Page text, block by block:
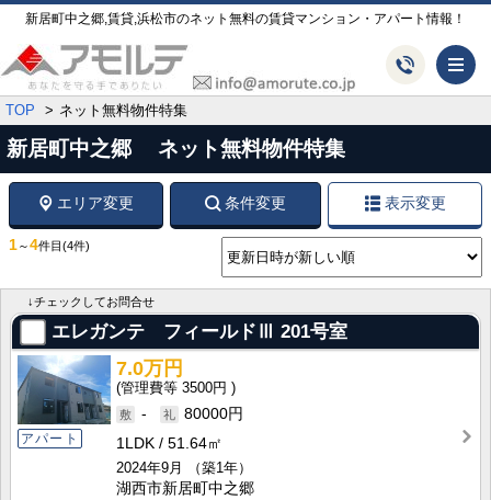
新居町中之郷,賃貸,浜松市のネット無料の賃貸マンション・アパート情報！
TOP ネット無料物件特集
新居町中之郷 ネット無料物件特集
エリア変更 条件変更 表示変更
1～4件目 (4件)
↓チェックしてお問合せ
エレガンテ フィールドⅢ 201号室
アパート
7.0万円
3500円
-
80000円
1LDK
51.64㎡
2024年9月
（築1年）
湖西市新居町中之郷